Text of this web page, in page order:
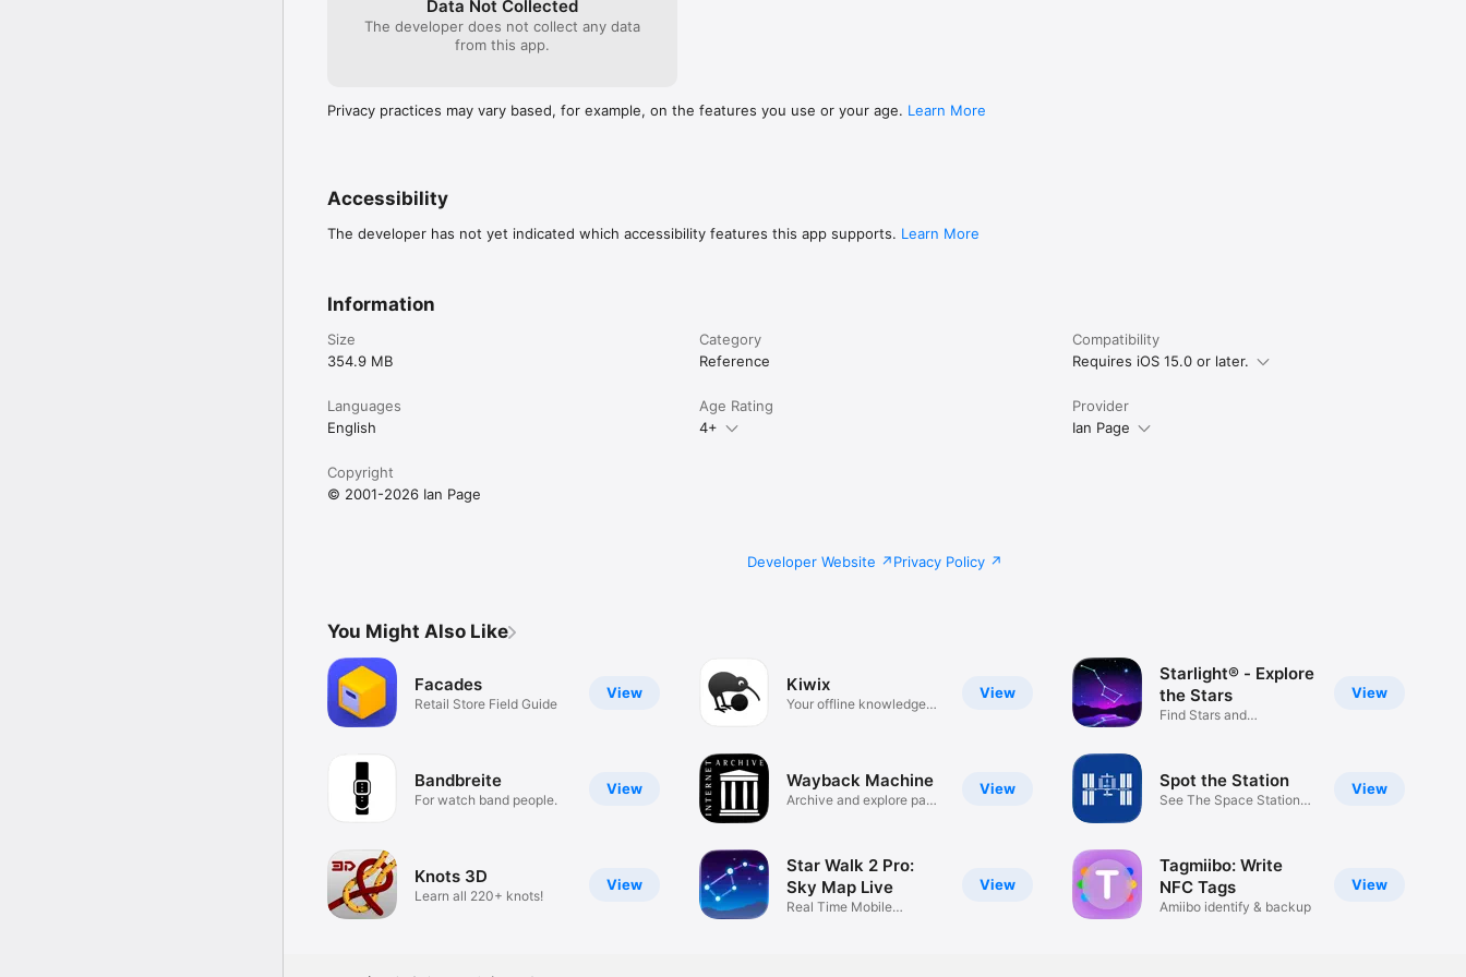
Data Not Collected
The developer does not collect any data
from this app.
Privacy practices may vary based, for example, on the features you use or your age. Learn More
Accessibility
The developer has not yet indicated which accessibility features this app supports. Learn More
Information
Size
354.9 MB
Category
Reference
Compatibility
Requires iOS 15.0 or later.
Languages
English
Age Rating
4+
Provider
Ian Page
Copyright
© 2001-2026 Ian Page
Developer Website Privacy Policy
You Might Also Like
View
Facades
Retail Store Field Guide
View
Bandbreite
For watch band people.
View
Knots 3D
Learn all 220+ knots!
View
Kiwix
Your offline knowledge
View
Wayback Machine
Archive and explore past
View
Star Walk 2 Pro:
Sky Map Live
Real Time Mobile
View
Starlight® - Explore
the Stars
Find Stars and
View
Spot the Station
See The Space Station
View
Tagmiibo: Write
NFC Tags
Amiibo identify & backup